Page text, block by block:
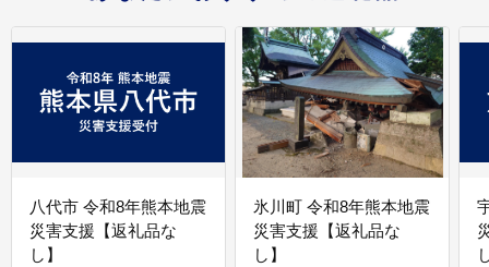
八代市 令和8年熊本地震
災害支援【返礼品な
し】
氷川町 令和8年熊本地震
災害支援【返礼品な
し】